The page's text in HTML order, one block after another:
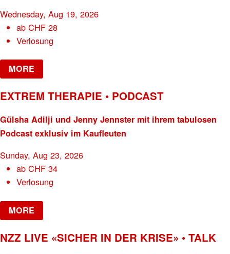
Wednesday, Aug 19, 2026
abCHF 28
Verlosung
MORE
EXTREM THERAPIE • PODCAST
Gülsha Adilji und Jenny Jennster mit ihrem tabulosen
Podcast exklusiv im Kaufleuten
Sunday, Aug 23, 2026
abCHF 34
Verlosung
MORE
NZZ LIVE «SICHER IN DER KRISE» • TALK